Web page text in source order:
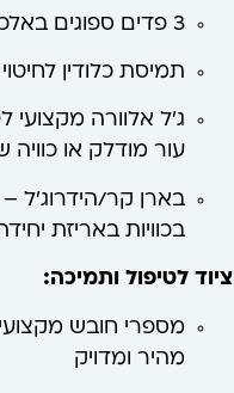
3 פדים ספוגים באלכוהול 70%
תמיסת כלודין לחיטוי
ג'ל אלוורה מקצועי
עור מודלק או כוויה
בארן קר/הידרוג'ל –
בכוויות באריזת
ציוד לטיפול ותמיכה:
מספרי חובש
מהיר ומדויק